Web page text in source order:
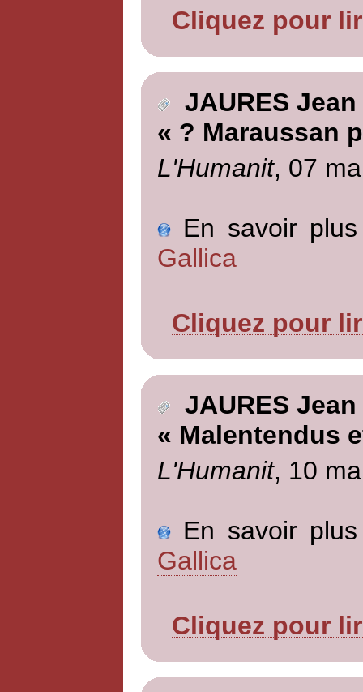
Cliquez pour
JAURES Jean
« ? Maraussan
L'Humanit, 07
En savoir
Gallica
Cliquez pour
JAURES Jean
« Malentendus
L'Humanit, 10
En savoir
Gallica
Cliquez pour